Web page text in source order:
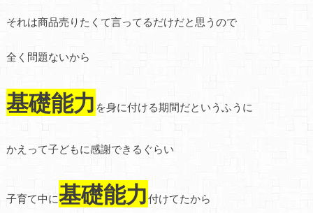
それは商品売りたくて言ってるだけだと思うので
全く問題ないから
基礎能力 を身に付ける期間だというふうに
かえって子どもに感謝できるぐらい
子育て中に基礎能力付けてたから